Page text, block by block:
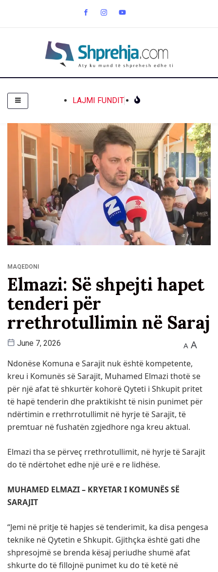
LAJMI FUNDIT
MAQEDONI
Elmazi: Së shpejti hapet
tenderi për
rrethrotullimin në Saraj
June 7, 2026 A A
Ndonëse Komuna e Sarajit nuk është kompetente,
kreu i Komunës së Sarajit, Muhamed Elmazi thotë se
për një afat të shkurtër kohorë Qyteti i Shkupit pritet
të hapë tenderin dhe praktikisht të nisin punimet për
ndërtimin e rrethrrotullimit në hyrje të Sarajit, të
premtuar në fushatën zgjedhore nga kreu aktual.
Elmazi tha se përveç rrethrotullimit, në hyrje të Sarajit
do të ndërtohet edhe një urë e re lidhëse.
MUHAMED ELMAZI – KRYETAR I KOMUNËS SË
SARAJIT
“Jemi në pritje të hapjes së tenderimit, ka disa pengesa
teknike në Qytetin e Shkupit. Gjithçka është gati dhe
shpresojmë se brenda kësaj periudhe shumë afat
shkurte do të fillojnë punimet ku do të ketë në